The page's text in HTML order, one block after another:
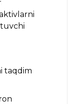
taqdim